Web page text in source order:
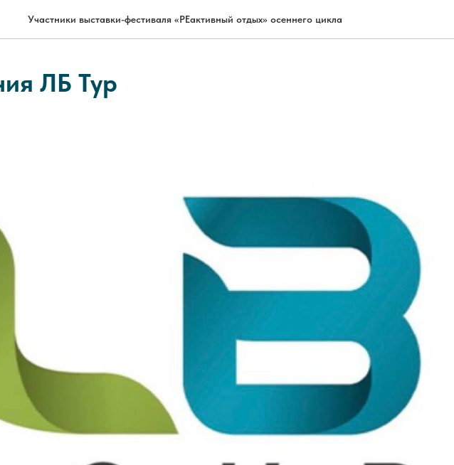
Участники выставки-фестиваля «РЕактивный отдых» осеннего цикла
ЛБ Тур